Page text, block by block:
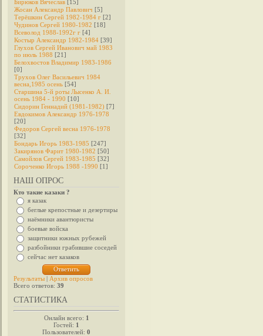
Бирюков Вячеслав [15]
Жосан Александр Павлович [5]
Терёшкин Сергей 1982-1984 г [2]
Чудинов Сергей 1980-1982 [18]
Всеволод 1988-1992г г [4]
Костыр Александр 1982-1984 [39]
Глухов Сергей Иванович май 1983
по июль 1988 [21]
Белохвостов Владимир 1983-1986
[0]
Трухов Олег Васильевич 1984
весна,1985 осень [54]
Старшина 5-й роты Лысенко А. И.
осень 1984 - 1990 [10]
Сидорин Геннадий (1981-1982) [7]
Евдокимов Александр 1976-1978
[20]
Федоров Cергей весна 1976-1978
[32]
Бондарь Игорь 1983-1985 [247]
Закирянов Фарит 1980-1982 [50]
Самойлов Сергей 1983-1985 [32]
Сороченко Игорь 1988 -1990 [1]
НАШ ОПРОС
Кто такие казаки ?
я казак
беглые крепостные и дезертиры
наёмники авантюристы
боевые войска
защитники южных рубежей
разбойники грабившие соседей
сейчас нет казаков
Результаты | Архив опросов
Всего ответов: 39
СТАТИСТИКА
Онлайн всего: 1
Гостей: 1
Пользователей: 0